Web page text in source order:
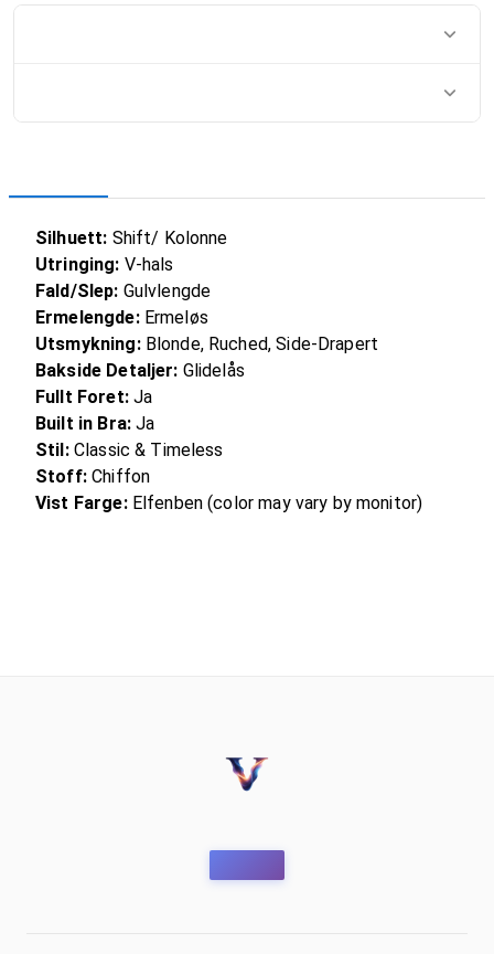
Silhuett: Shift/ Kolonne
Utringing: V-hals
Fald/Slep: Gulvlengde
Ermelengde:Ermeløs
Utsmykning:Blonde, Ruched, Side-Drapert
Bakside Detaljer: Glidelås
Fullt Foret:Ja
Built in Bra:Ja
Stil:Classic & Timeless
Stoff:Chiffon
Vist Farge:Elfenben (color may vary by monitor)